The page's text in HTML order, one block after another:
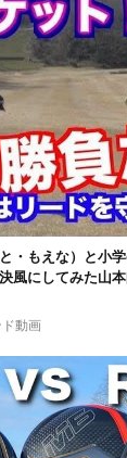
・もえな）と小
風にしてみた山
ド動画